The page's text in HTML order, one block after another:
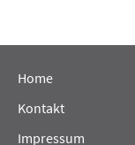
Home
Kontakt
Impressum